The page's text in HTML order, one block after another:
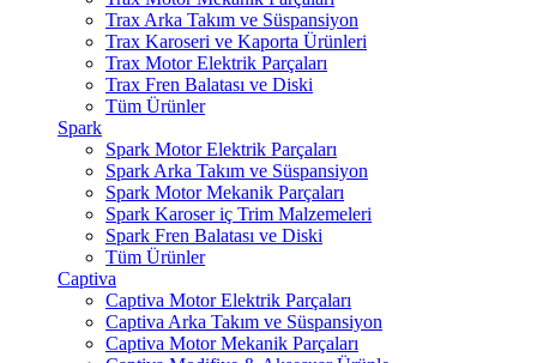
Trax Arka Takım ve Süspansiyon
Trax Karoseri ve Kaporta Ürünleri
Trax Motor Elektrik Parçaları
Trax Fren Balatası ve Diski
Tüm Ürünler
Spark
Spark Motor Elektrik Parçaları
Spark Arka Takım ve Süspansiyon
Spark Motor Mekanik Parçaları
Spark Karoser iç Trim Malzemeleri
Spark Fren Balatası ve Diski
Tüm Ürünler
Captiva
Captiva Motor Elektrik Parçaları
Captiva Arka Takım ve Süspansiyon
Captiva Motor Mekanik Parçaları